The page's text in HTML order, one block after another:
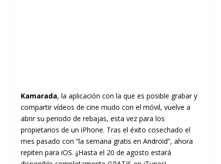
Kamarada, la aplicación con la que es posible grabar y
compartir vídeos de cine mudo con el móvil, vuelve a
abrir su periodo de rebajas, esta vez para los
propietarios de un iPhone. Tras el éxito cosechado el
mes pasado con “la semana gratis en Android”, ahora
repiten para iOS. ¡¡Hasta el 20 de agosto estará